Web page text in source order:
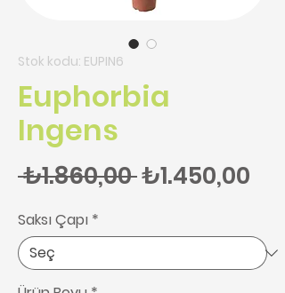
Stok kodu: EUPIN6
Euphorbia
Ingens
₺1.860,00 Normal Fiyat
₺1.450,00
Saksı Çapı *